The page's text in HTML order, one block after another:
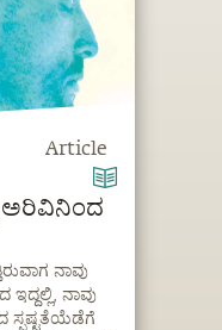
Article
ಅರಿವಿನಿಂದ
ನಾವು
ನಾವು
ಸ್ಪಷ್ಟತೆಯೆಡೆಗೆ